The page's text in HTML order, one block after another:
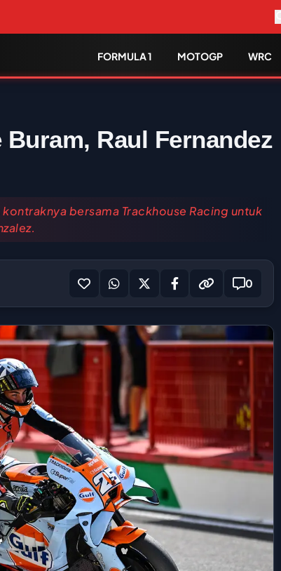
FORMULA 1 MOTOGP WRC
Raul Fernandez
bersama Trackhouse Racing untuk
0